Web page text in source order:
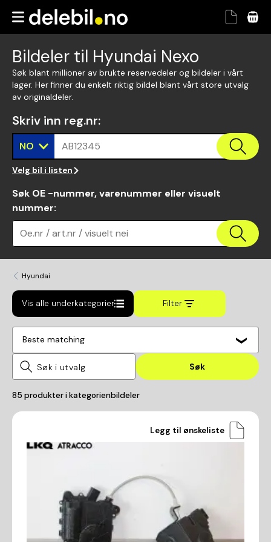
Bildeler til Hyundai Nexo
Søk blant millioner av brukte reservedeler og bildeler i vårt
lager. Her finner du enkelt riktig bildel blant vårt store utvalg
av originaldeler.
Skriv inn reg.nr:
NO AB12345
Velg bil i listen
Søk OE -nummer, varenummer eller visuelt
nummer:
Oe.nr / art.nr / visuelt nei
Hyundai
Vis alle underkategorier Filter
Beste matching
Søk
85 produkter i kategorienbildeler
Legg til ønskeliste